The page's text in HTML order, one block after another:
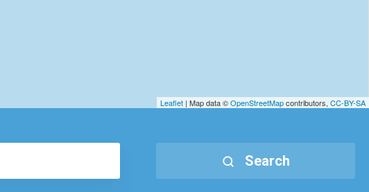
Leaflet | Map data ©OpenStreetMapcontributors, CC-BY-SA
Search